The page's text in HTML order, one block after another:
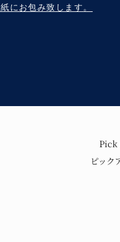
にお包み致します。
Pick
ピック